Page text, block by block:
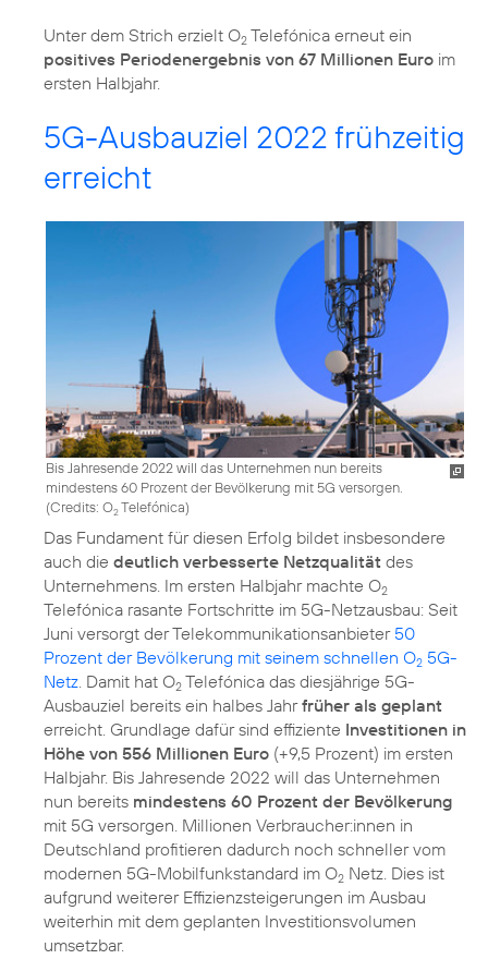
Unter dem Strich erzielt O2 Telefónica erneut ein
positives Periodenergebnis von 67 Millionen Euro im
5G-Ausbauziel 2022 frühzeitig
erreicht
Bis Jahresende 2022 will das Unternehmen nun bereits
mindestens 60 Prozent der Bevölkerung mit 5G versorgen.
(Credits: O2Telefónica)
Das Fundament für diesen Erfolg bildet insbesondere
auch die deutlich verbesserte Netzqualität des
Unternehmens. Im ersten Halbjahr machte O2
Telefónica rasante Fortschritte im 5G-Netzausbau: Seit
Juni versorgt der Telekommunikationsanbieter 50
Prozent der Bevölkerung mit seinem schnellen O2 5G-
Netz . Damit hat O2 Telefónica das diesjährige 5G-
Ausbauziel bereits ein halbes Jahrfrüher als geplant
erreicht. Grundlage dafür sind effiziente Investitionen in
Höhe von 556 Millionen Euro (+9,5 Prozent) im ersten
Halbjahr. Bis Jahresende 2022 will das Unternehmen
nun bereits mindestens 60 Prozent der Bevölkerung
mit 5G versorgen. Millionen Verbraucher:innen in
Deutschland profitieren dadurch noch schneller vom
modernen 5G-Mobilfunkstandard im O2 Netz. Dies ist
aufgrund weiterer Effizienzsteigerungen im Ausbau
weiterhin mit dem geplanten Investitionsvolumen
umsetzbar.